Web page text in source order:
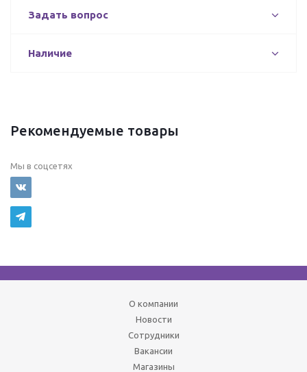
Задать вопрос
Наличие
Рекомендуемые товары
Мы в соцсетях
О компании
Новости
Сотрудники
Вакансии
Магазины